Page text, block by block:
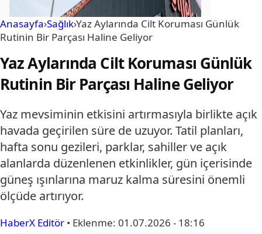
Anasayfa›Sağlık›Yaz Aylarında Cilt Koruması Günlük
Rutinin Bir Parçası Haline Geliyor
Yaz Aylarında Cilt Koruması Günlük
Rutinin Bir Parçası Haline Geliyor
Yaz mevsiminin etkisini artırmasıyla birlikte açık
havada geçirilen süre de uzuyor. Tatil planları,
hafta sonu gezileri, parklar, sahiller ve açık
alanlarda düzenlenen etkinlikler, gün içerisinde
güneş ışınlarına maruz kalma süresini önemli
ölçüde artırıyor.
HaberX Editör • Eklenme: 01.07.2026 - 18:16